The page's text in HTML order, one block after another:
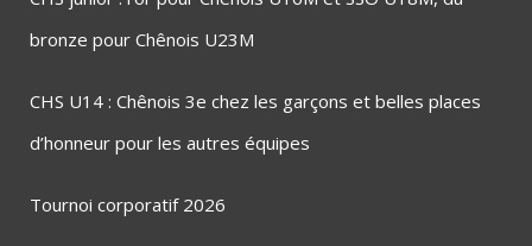
bronze pour Chênois U23M
CHS U14 : Chênois 3e chez les garçons et belles places
d’honneur pour les autres équipes
Tournoi corporatif 2026